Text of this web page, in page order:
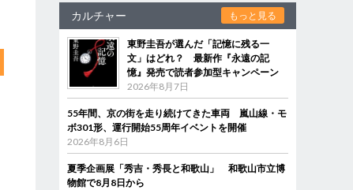
カルチャー もっと見る
東野圭吾が選んだ「記憶に残る一
文」はどれ？ 最新作『永遠の記
憶』発売で読者参加型キャンペーン
2026年8月7日
55年間、京の街を走り続けてきた車両 嵐山線・モ
ボ301形、運行開始55周年イベントを開催
2026年8月6日
夏季企画展「秀吉・秀長と和歌山」 和歌山市立博
物館で8月8日から